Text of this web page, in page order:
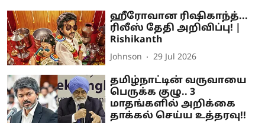
ஹீரோவான ரிஷிகாந்த்...
ரிலீஸ் தேதி அறிவிப்பு! |
Rishikanth
Johnson 29 Jul 2026
தமிழ்நாட்டின் வருவாயை
பெருக்க குழு.. 3
மாதங்களில் அறிக்கை
தாக்கல் செய்ய உத்தரவு!!